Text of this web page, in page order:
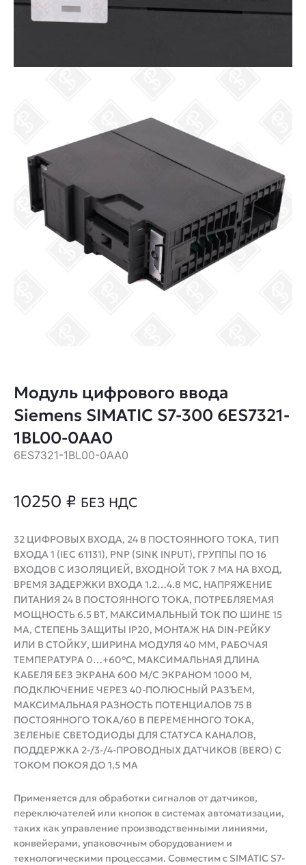
Модуль цифрового ввода
Siemens SIMATIC S7-300 6ES7321-
1BL00-0AA0
6ES7321-1BL00-0AA0
10250 ₽ БЕЗ НДС
32 ЦИФРОВЫХ ВХОДА, 24 В ПОСТОЯННОГО ТОКА, ТИП
ВХОДА 1 (IEC 61131), PNP (SINK INPUT), ГРУППЫ ПО 16
ВХОДОВ С ИЗОЛЯЦИЕЙ, ВХОДНОЙ ТОК 7 МА НА ВХОД,
ВРЕМЯ ЗАДЕРЖКИ ВХОДА 1.2…4.8 МС, НАПРЯЖЕНИЕ
ПИТАНИЯ 24 В ПОСТОЯННОГО ТОКА, ПОТРЕБЛЯЕМАЯ
МОЩНОСТЬ 6.5 ВТ, МАКСИМАЛЬНЫЙ ТОК ПО ШИНЕ 15
МА, СТЕПЕНЬ ЗАЩИТЫ IP20, МОНТАЖ НА DIN-РЕЙКУ
ИЛИ В СТОЙКУ, ШИРИНА МОДУЛЯ 40 ММ, РАБОЧАЯ
ТЕМПЕРАТУРА 0…+60°C, МАКСИМАЛЬНАЯ ДЛИНА
КАБЕЛЯ БЕЗ ЭКРАНА 600 М/С ЭКРАНОМ 1000 М,
ПОДКЛЮЧЕНИЕ ЧЕРЕЗ 40-ПОЛЮСНЫЙ РАЗЪЕМ,
МАКСИМАЛЬНАЯ РАЗНОСТЬ ПОТЕНЦИАЛОВ 75 В
ПОСТОЯННОГО ТОКА/60 В ПЕРЕМЕННОГО ТОКА,
ЗЕЛЕНЫЕ СВЕТОДИОДЫ ДЛЯ СТАТУСА КАНАЛОВ,
ПОДДЕРЖКА 2-/3-/4-ПРОВОДНЫХ ДАТЧИКОВ (BERO) С
ТОКОМ ПОКОЯ ДО 1.5 МА
Применяется для обработки сигналов от датчиков,
переключателей или кнопок в системах автоматизации,
таких как управление производственными линиями,
конвейерами, упаковочным оборудованием и
технологическими процессами. Совместим с SIMATIC S7-